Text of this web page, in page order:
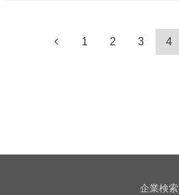
1 2 3 4
企業検索